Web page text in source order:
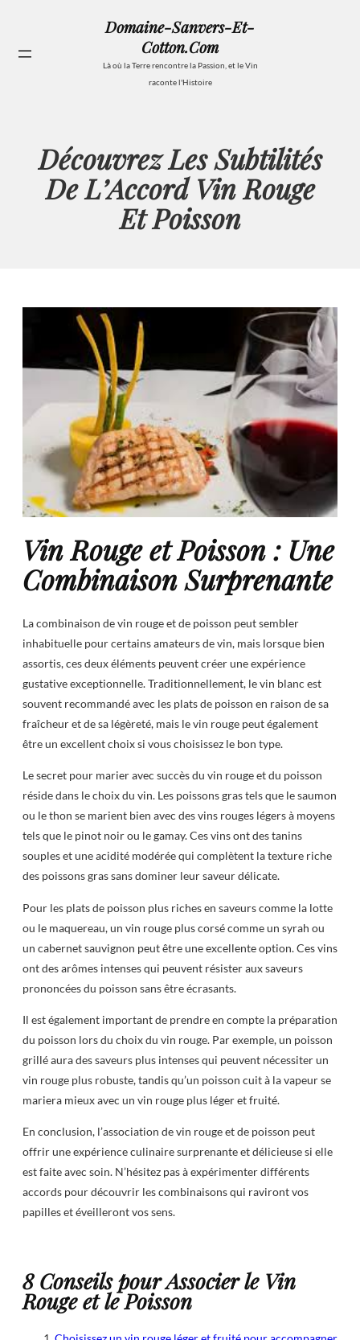
contenu
Domaine-Sanvers-Et-
Cotton.com
Là où la Terre rencontre la Passion, et le Vin
raconte l'Histoire
Découvrez Les Subtilités
De L’Accord Vin Rouge
Et Poisson
Vin Rouge et Poisson : Une
Combinaison Surprenante
La combinaison de vin rouge et de poisson peut sembler
inhabituelle pour certains amateurs de vin, mais lorsque bien
assortis, ces deux éléments peuvent créer une expérience
gustative exceptionnelle. Traditionnellement, le vin blanc est
souvent recommandé avec les plats de poisson en raison de sa
fraîcheur et de sa légèreté, mais le vin rouge peut également
être un excellent choix si vous choisissez le bon type.
Le secret pour marier avec succès du vin rouge et du poisson
réside dans le choix du vin. Les poissons gras tels que le saumon
ou le thon se marient bien avec des vins rouges légers à moyens
tels que le pinot noir ou le gamay. Ces vins ont des tanins
souples et une acidité modérée qui complètent la texture riche
des poissons gras sans dominer leur saveur délicate.
Pour les plats de poisson plus riches en saveurs comme la lotte
ou le maquereau, un vin rouge plus corsé comme un syrah ou
un cabernet sauvignon peut être une excellente option. Ces vins
ont des arômes intenses qui peuvent résister aux saveurs
prononcées du poisson sans être écrasants.
Il est également important de prendre en compte la préparation
du poisson lors du choix du vin rouge. Par exemple, un poisson
grillé aura des saveurs plus intenses qui peuvent nécessiter un
vin rouge plus robuste, tandis qu’un poisson cuit à la vapeur se
mariera mieux avec un vin rouge plus léger et fruité.
En conclusion, l’association de vin rouge et de poisson peut
offrir une expérience culinaire surprenante et délicieuse si elle
est faite avec soin. N’hésitez pas à expérimenter différents
accords pour découvrir les combinaisons qui raviront vos
papilles et éveilleront vos sens.
8 Conseils pour Associer le Vin
Rouge et le Poisson